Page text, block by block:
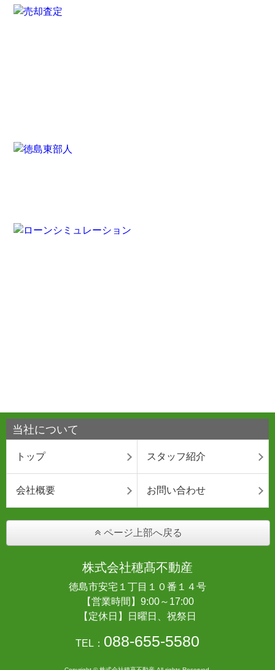
当社について
トップ スタッフ紹介
会社概要 お問い合わせ
ページ上部へ戻る
株式会社穂髙不動産
徳島市安宅１丁目１０番１４号
【営業時間】9:00～17:00
【定休日】日曜日、祝祭日
TEL： 088-655-5580